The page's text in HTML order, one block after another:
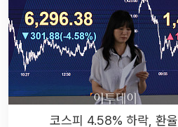
코스피 4.58% 하락, 환율